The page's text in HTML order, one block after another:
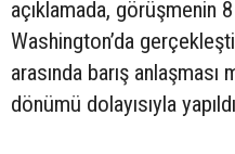
açıklamada, görüşmenin
Washington’da
arasında barış anlaşması
dönümü dolayısıyla